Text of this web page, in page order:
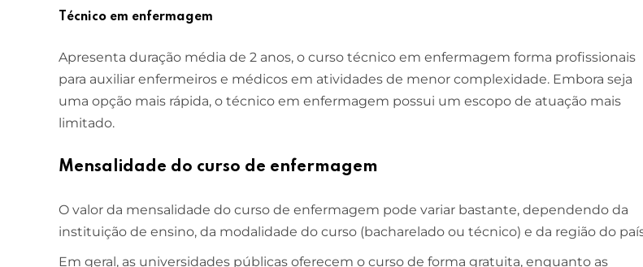
Técnico em enfermagem
Apresenta duração média de 2 anos, o curso técnico em enfermagem forma profissionais
para auxiliar enfermeiros e médicos em atividades de menor complexidade. Embora seja
uma opção mais rápida, o técnico em enfermagem possui um escopo de atuação mais
limitado.
Mensalidade do curso de enfermagem
O valor da mensalidade do curso de enfermagem pode variar bastante, dependendo da
instituição de ensino, da modalidade do curso (bacharelado ou técnico) e da região do
Em geral, as universidades públicas oferecem o curso de forma gratuita, enquanto as
ESCOLA DE NEGÓCIOS NOTURNO ESCOLA DE NEGÓCIOS NOTURNO